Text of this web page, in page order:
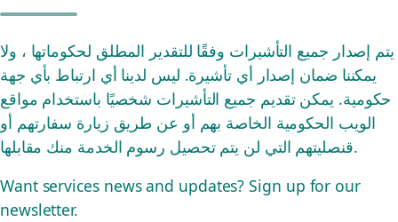
يتم إصدار جميع التأشيرات وفقًا للتقدير المطلق لحكوماتها ، ولا
يمكننا ضمان إصدار أي تأشيرة. ليس لدينا أي ارتباط بأي جهة
حكومية. يمكن تقديم جميع التأشيرات شخصيًا باستخدام مواقع
الويب الحكومية الخاصة بهم أو عن طريق زيارة سفارتهم أو
قنصليتهم التي لن يتم تحصيل رسوم الخدمة منك مقابلها.
Want services news and updates? Sign up for our
newsletter.